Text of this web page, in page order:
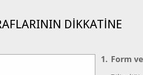
DİKKATİNE
1. Form